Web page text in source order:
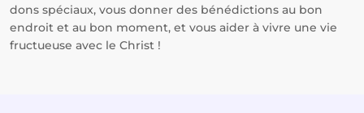
dons spéciaux, vous donner des bénédictions au bon
endroit et au bon moment, et vous aider à vivre une vie
fructueuse avec le Christ !